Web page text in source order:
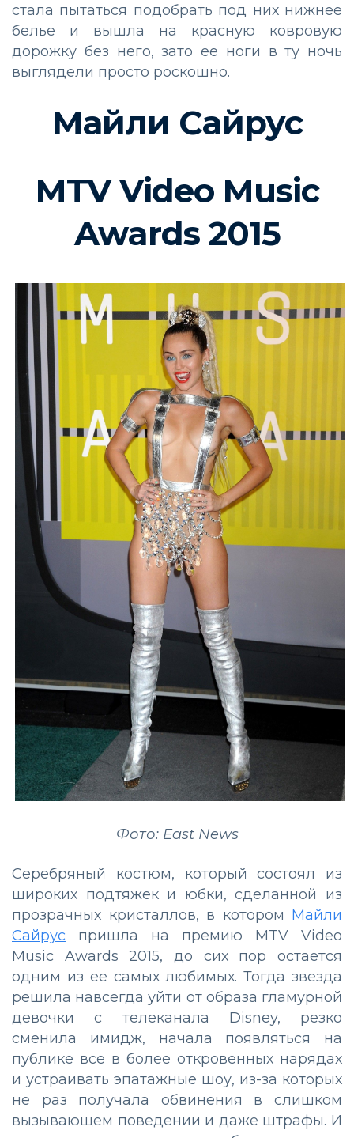
стала пытаться подобрать под них нижнее
белье и вышла на красную ковровую
дорожку без него, зато ее ноги в ту ночь
выглядели просто роскошно.
Майли Сайрус
MTV Video Music
Awards 2015
Фото: East News
Серебряный костюм, который состоял из
широких подтяжек и юбки, сделанной из
прозрачных кристаллов, в котором Майли
Сайрус пришла на премию MTV Video
Music Awards 2015, до сих пор остается
одним из ее самых любимых. Тогда звезда
решила навсегда уйти от образа гламурной
девочки с телеканала Disney, резко
сменила имидж, начала появляться на
публике все в более откровенных нарядах
и устраивать эпатажные шоу, из-за которых
не раз получала обвинения в слишком
вызывающем поведении и даже штрафы. И